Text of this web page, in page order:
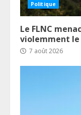
Politique
Le FLNC
violemment le
7 août 2026